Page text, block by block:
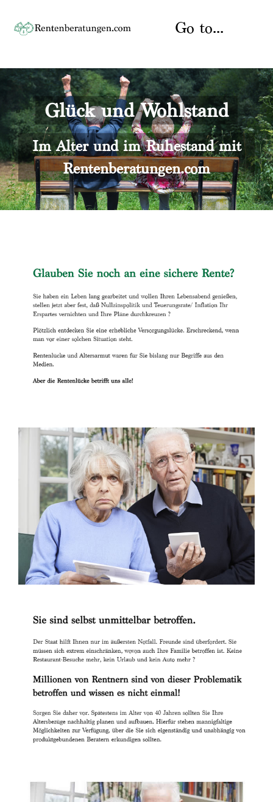
content
Go to...
Startseite
Rente
Rentenberater
Rentenversicherung
Versicherungsberatung
Über uns
Kontakt
Glück und Wohlstand
Im Alter und im Ruhestand mit
Rentenberatungen.com